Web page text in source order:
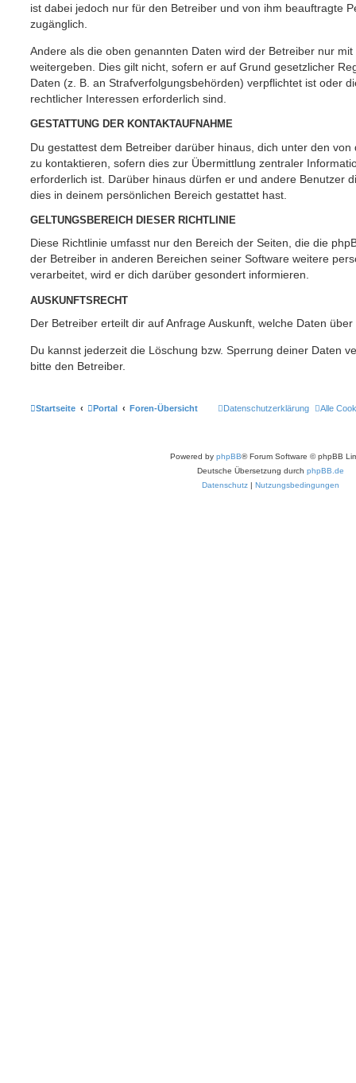
ist dabei jedoch nur für den Betreiber und von ihm beauftragte
zugänglich.
Andere als die oben genannten Daten wird der Betreiber nur
weitergeben. Dies gilt nicht, sofern er auf Grund gesetzlicher
Daten (z. B. an Strafverfolgungsbehörden) verpflichtet ist oder
rechtlicher Interessen erforderlich sind.
GESTATTUNG DER KONTAKTAUFNAHME
Du gestattest dem Betreiber darüber hinaus, dich unter den
zu kontaktieren, sofern dies zur Übermittlung zentraler
erforderlich ist. Darüber hinaus dürfen er und andere Benutzer
dies in deinem persönlichen Bereich gestattet hast.
GELTUNGSBEREICH DIESER RICHTLINIE
Diese Richtlinie umfasst nur den Bereich der Seiten, die die
der Betreiber in anderen Bereichen seiner Software weitere
verarbeitet, wird er dich darüber gesondert informieren.
AUSKUNFTSRECHT
Der Betreiber erteilt dir auf Anfrage Auskunft, welche Daten
Du kannst jederzeit die Löschung bzw. Sperrung deiner Daten
bitte den Betreiber.
Startseite Portal Foren-Übersicht Alle
Datenschutzerklärung
Powered by phpBB® Forum Software © phpBB
Deutsche Übersetzung durch phpBB.de
Datenschutz | Nutzungsbedingungen